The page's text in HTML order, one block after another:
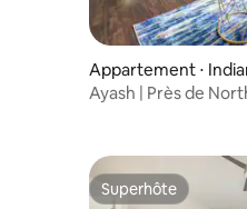
Appartement ⋅
Ayash | Près de
Superhôte
Superhôte